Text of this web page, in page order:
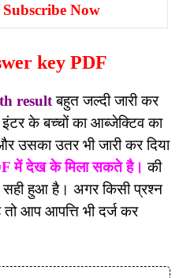
Subscribe Now
key PDF
resultबहुत जल्दी जारी कर
इंटर के बच्चों का आब्जेक्टिव का
उसका उतर भी जारी कर दिया
में देख के मिला सकते है। की
हुआ है। अगर किसी प्रश्न
आप आपत्ति भी दर्ज कर